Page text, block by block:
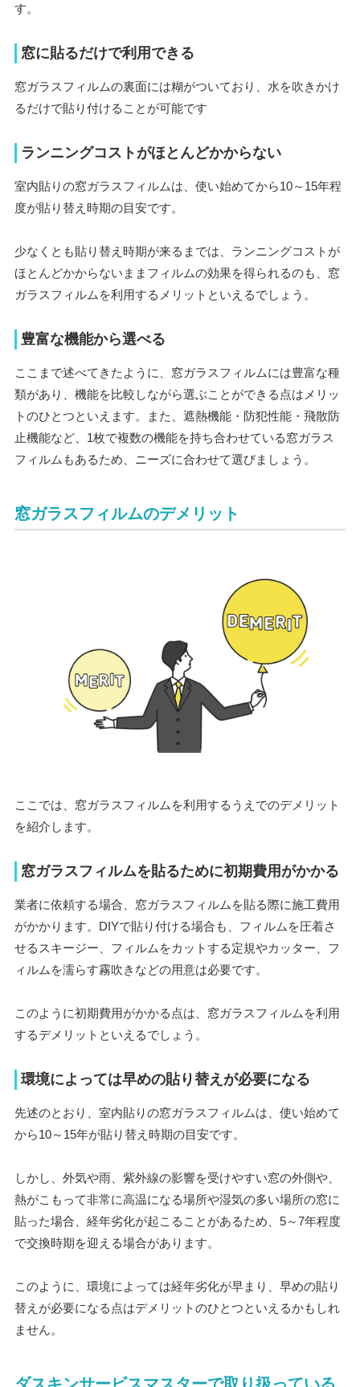
す。
窓に貼るだけで利用できる
窓ガラスフィルムの裏面には糊がついており、水を吹きかけ
るだけで貼り付けることが可能です
ランニングコストがほとんどかからない
室内貼りの窓ガラスフィルムは、使い始めてから10～15年程
度が貼り替え時期の目安です。
少なくとも貼り替え時期が来るまでは、ランニングコストが
ほとんどかからないままフィルムの効果を得られるのも、窓
ガラスフィルムを利用するメリットといえるでしょう。
豊富な機能から選べる
ここまで述べてきたように、窓ガラスフィルムには豊富な種
類があり、機能を比較しながら選ぶことができる点はメリッ
トのひとつといえます。また、遮熱機能・防犯性能・飛散防
止機能など、1枚で複数の機能を持ち合わせている窓ガラス
フィルムもあるため、ニーズに合わせて選びましょう。
窓ガラスフィルムのデメリット
ここでは、窓ガラスフィルムを利用するうえでのデメリット
を紹介します。
窓ガラスフィルムを貼るために初期費用がかかる
業者に依頼する場合、窓ガラスフィルムを貼る際に施工費用
がかかります。DIYで貼り付ける場合も、フィルムを圧着さ
せるスキージー、フィルムをカットする定規やカッター、フ
ィルムを濡らす霧吹きなどの用意は必要です。
このように初期費用がかかる点は、窓ガラスフィルムを利用
するデメリットといえるでしょう。
環境によっては早めの貼り替えが必要になる
先述のとおり、室内貼りの窓ガラスフィルムは、使い始めて
から10～15年が貼り替え時期の目安です。
しかし、外気や雨、紫外線の影響を受けやすい窓の外側や、
熱がこもって非常に高温になる場所や湿気の多い場所の窓に
貼った場合、経年劣化が起こることがあるため、5～7年程度
で交換時期を迎える場合があります。
このように、環境によっては経年劣化が早まり、早めの貼り
替えが必要になる点はデメリットのひとつといえるかもしれ
ません。